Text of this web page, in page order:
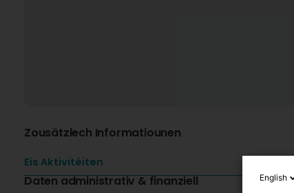
Zousätzlech Informatiounen
Eis Aktivitéiten
Daten administrativ & finanziell English